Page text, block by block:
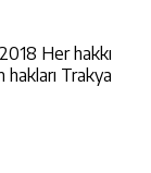
Her hakkı
Trakya